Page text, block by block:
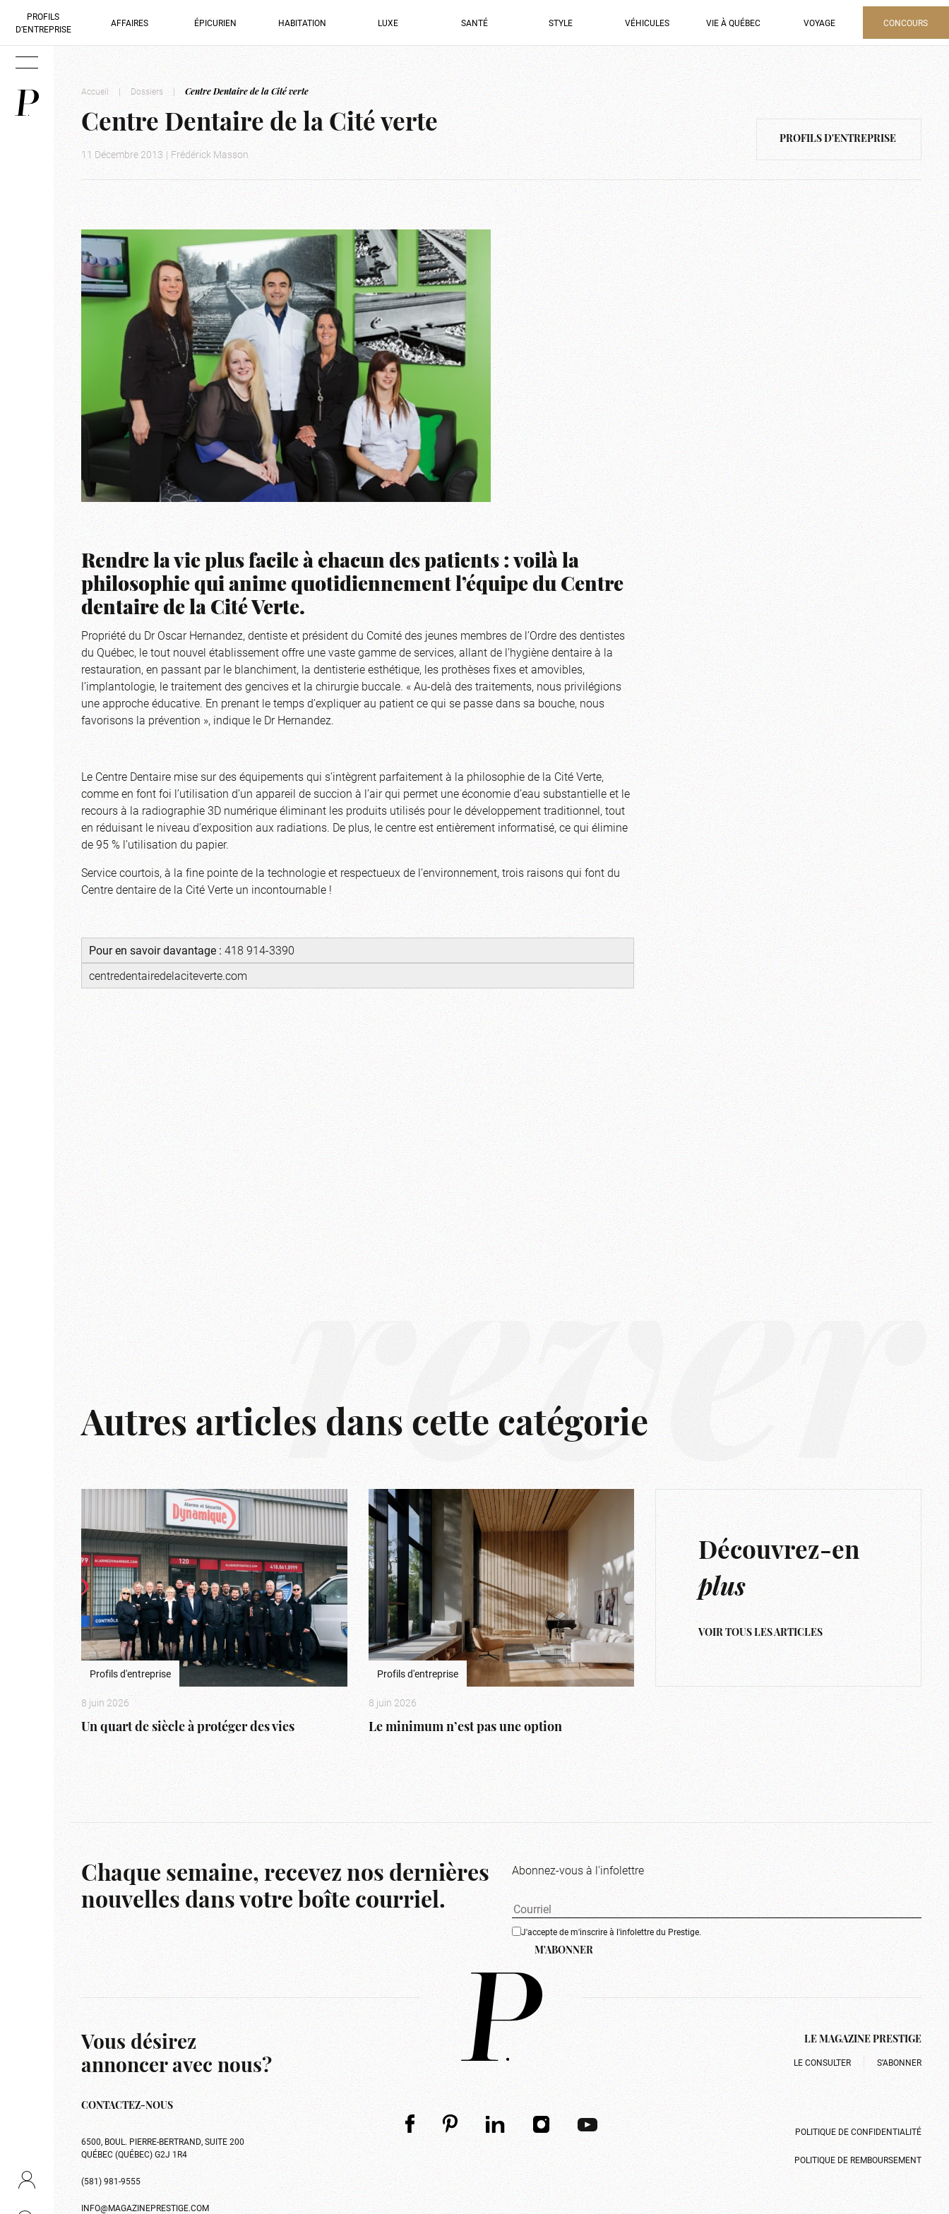
PROFILS
D’ENTREPRISE
AFFAIRES ÉPICURIEN HABITATION LUXE SANTÉ STYLE VÉHICULES VIE À QUÉBEC VOYAGE CONCOURS
Accueil | Dossiers | Centre Dentaire de la Cité verte
Centre Dentaire de la Cité verte
11 Décembre 2013 | Frédérick Masson
PROFILS D'ENTREPRISE
Rendre la vie plus facile à chacun des patients : voilà la
philosophie qui anime quotidiennement l’équipe du Centre
dentaire de la Cité Verte.
Propriété du Dr Oscar Hernandez, dentiste et président du Comité des jeunes membres de l’Ordre des dentistes
du Québec, le tout nouvel établissement offre une vaste gamme de services, allant de l’hygiène dentaire à la
restauration, en passant par le blanchiment, la dentisterie esthétique, les prothèses fixes et amovibles,
l’implantologie, le traitement des gencives et la chirurgie buccale. « Au-delà des traitements, nous privilégions
une approche éducative. En prenant le temps d’expliquer au patient ce qui se passe dans sa bouche, nous
favorisons la prévention », indique le Dr Hernandez.
Le Centre Dentaire mise sur des équipements qui s’intègrent parfaitement à la philosophie de la Cité Verte,
comme en font foi l’utilisation d’un appareil de succion à l’air qui permet une économie d’eau substantielle et le
recours à la radiographie 3D numérique éliminant les produits utilisés pour le développement traditionnel, tout
en réduisant le niveau d’exposition aux radiations. De plus, le centre est entièrement informatisé, ce qui élimine
de 95 % l’utilisation du papier.
Service courtois, à la fine pointe de la technologie et respectueux de l’environnement, trois raisons qui font du
Centre dentaire de la Cité Verte un incontournable !
Pour en savoir davantage : 418 914-3390
centredentairedelaciteverte.com
rêver
Autres articles dans cette catégorie
Profils d'entreprise
8 juin 2026
Un quart de siècle à protéger des vies
Profils d'entreprise
8 juin 2026
Le minimum n’est pas une option
Découvrez-en
plus
VOIR TOUS LES ARTICLES
Chaque semaine, recevez nos dernières
nouvelles dans votre boîte courriel.
Abonnez-vous à l'infolettre
J'accepte de m'inscrire à l'infolettre du Prestige.
M'ABONNER
Vous désirez
annoncer avec nous?
CONTACTEZ-NOUS
6500, BOUL. PIERRE-BERTRAND, SUITE 200
QUÉBEC (QUÉBEC) G2J 1R4
(581) 981-9555
INFO@MAGAZINEPRESTIGE.COM
LE MAGAZINE PRESTIGE
LE CONSULTER S’ABONNER
POLITIQUE DE CONFIDENTIALITÉ
POLITIQUE DE REMBOURSEMENT